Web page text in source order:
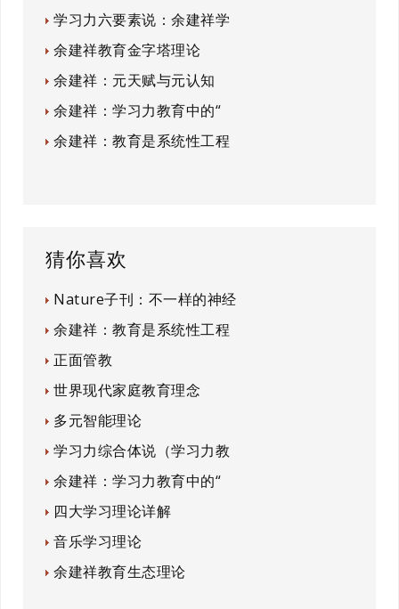
学习力六要素说：余建祥学
余建祥教育金字塔理论
余建祥：元天赋与元认知
余建祥：学习力教育中的“
余建祥：教育是系统性工程
猜你喜欢
Nature子刊：不一样的神经
余建祥：教育是系统性工程
正面管教
世界现代家庭教育理念
多元智能理论
学习力综合体说（学习力教
余建祥：学习力教育中的“
四大学习理论详解
音乐学习理论
余建祥教育生态理论